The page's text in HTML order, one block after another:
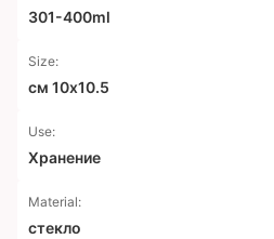
301-400ml
Size:
см 10x10.5
Use:
Хранение
Material:
стекло